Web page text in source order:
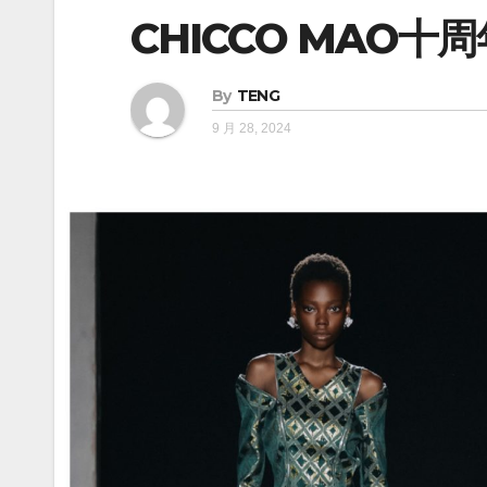
CHICCO MAO十周
By TENG
9 月 28, 2024